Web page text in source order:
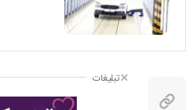
تبلیغات